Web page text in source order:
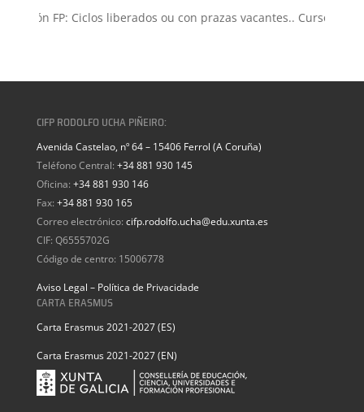
FP: Ciclos liberados ou con prazas vacantes.. Curso 2026-
CIFP RODOLFO UCHA PIÑEIRO:
Avenida Castelao, nº 64 – 15406 Ferrol (A Coruña)
Teléfono Central: +34 881 930 145
Oficina: +34 881 930 146
Fax: +34 881 930 165
Correo electrónico: cifp.rodolfo.ucha@edu.xunta.es
CIF: Q6555702G
Código de centro: 15006778
Aviso Legal – Política de Privacidade
CARTA ERASMUS
Carta Erasmus 2021-2027 (ES)
Carta Erasmus 2021-2027 (EN)